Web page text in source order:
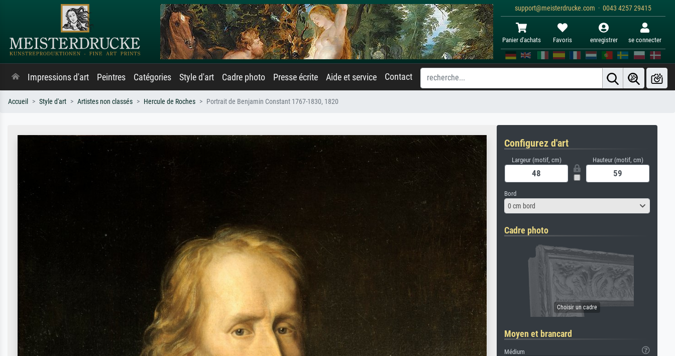
support@meisterdrucke.com · 0043 4257 29415
Panier d'achats Favoris enregistrer se connecter
Impressions d'art Peintres Catégories Style d'art Cadre photo Presse écrite Aide et service Contact
Accueil Style d'art Artistes non classés Hercule de Roches Portrait de Benjamin Constant 1767-1830, 1820
Configurez d'art
Largeur (motif, cm) Hauteur (motif, cm)
Bord
0 cm bord
Cadre photo
Moyen et brancard
Médium